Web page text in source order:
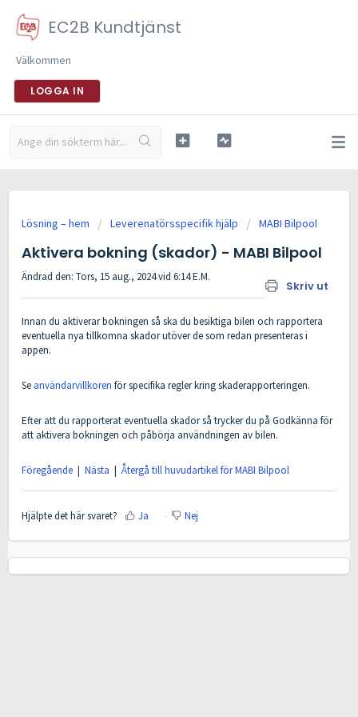
EC2B Kundtjänst
Välkommen
LOGGA IN
Lösning – hem Leverenatörsspecifik hjälp MABI Bilpool
Aktivera bokning (skador) - MABI Bilpool
Skriv ut
Ändrad den: Tors, 15 aug., 2024 vid 6:14 E.M.
Innan du aktiverar bokningen så ska du besiktiga bilen och rapportera
eventuella nya tillkomna skador utöver de som redan presenteras i
appen.
Se användarvillkoren för specifika regler kring skaderapporteringen.
Efter att du rapporterat eventuella skador så trycker du på Godkänna för
att aktivera bokningen och påbörja användningen av bilen.
Föregående | Nästa |Återgå till huvudartikel för MABI Bilpool
Hjälpte det här svaret? Ja Nej